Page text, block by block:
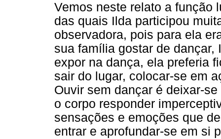
Vemos neste relato a função
das quais Ilda participou
observadora, pois para ela
sua família gostar de
expor na dança, ela preferia
sair do lugar, colocar-se em
Ouvir sem dançar é deixar-
o corpo responder
sensações e emoções que
entrar e aprofundar-se em si